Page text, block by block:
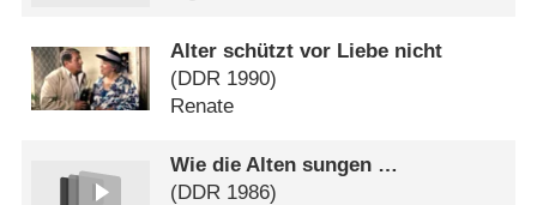
Alter schützt vor Liebe nicht
(DDR 1990)
Renate
Wie die Alten sungen …
(DDR 1986)